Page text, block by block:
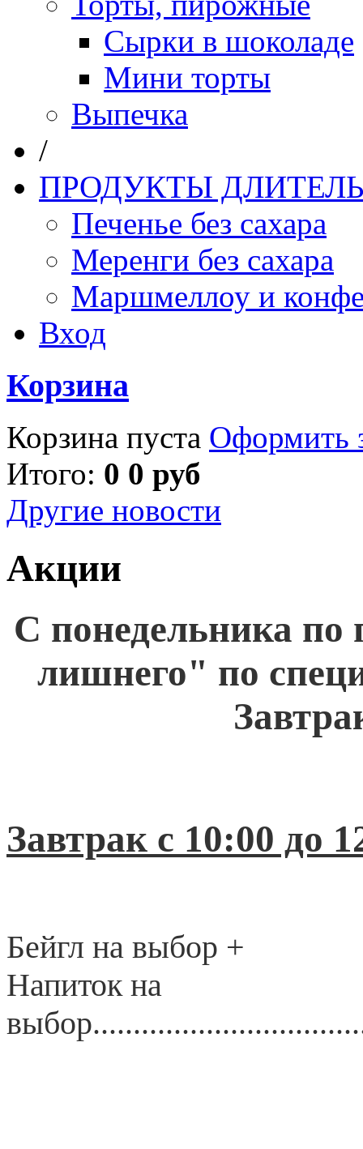
Сырки в шоколаде
Мини торты
Выпечка
/
ПРОДУКТЫ
Печенье без сахара
Меренги без сахара
Маршмеллоу и
Вход
Корзина
Корзина пуста Оформить
Итого: 0 0 руб
Другие новости
Акции
С понедельника
лишнего" по
Завтрак с 10:00 до
Бейгл на выбор +
Напиток на